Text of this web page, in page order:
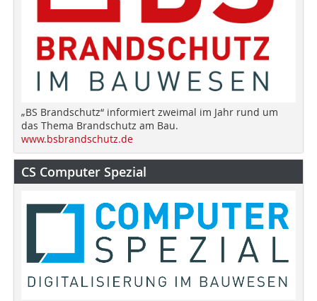
„BS Brandschutz“ informiert zweimal im Jahr rund um
das Thema Brandschutz am Bau.
www.bsbrandschutz.de
CS Computer Spezial